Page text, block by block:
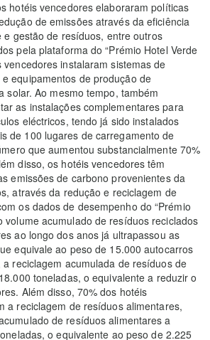
hotéis vencedores elaboraram políticas
de emissões através da eficiência
gestão de resíduos, entre outros
pela plataforma do “Prémio Hotel Verde
vencedores instalaram sistemas de
equipamentos de produção de
solar. Ao mesmo tempo, também
as instalações complementares para
eléctricos, tendo já sido instalados
de 100 lugares de carregamento de
que aumentou substancialmente 70%
disso, os hotéis vencedores têm
emissões de carbono provenientes da
através da redução e reciclagem de
os dados de desempenho do “Prémio
volume acumulado de resíduos reciclados
ao longo dos anos já ultrapassou as
equivale ao peso de 15.000 autocarros
reciclagem acumulada de resíduos de
toneladas, o equivalente a reduzir o
Além disso, 70% dos hotéis
a reciclagem de resíduos alimentares,
de resíduos alimentares a
o equivalente ao peso de 2.225